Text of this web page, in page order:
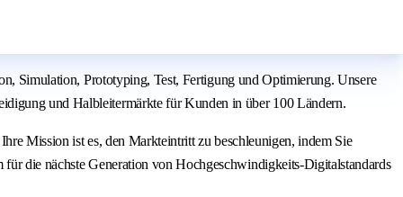
Simulation, Prototyping, Test, Fertigung und Optimierung. Unsere
und Halbleitermärkte für Kunden in über 100 Ländern.
Mission ist es, den Markteintritt zu beschleunigen, indem Sie
die nächste Generation von Hochgeschwindigkeits-Digitalstandards